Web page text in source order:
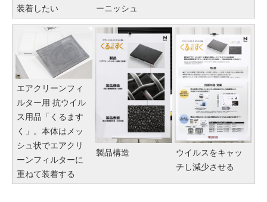
装着したい
ーニッシュ
エアクリーンフィ
ルター用 抗ウイル
ス用品「くるます
く」。本体はメッ
シュ状でエアクリ
ーンフィルターに
重ねて装着する
製品構造
ウイルスをキャッ
チし減少させる